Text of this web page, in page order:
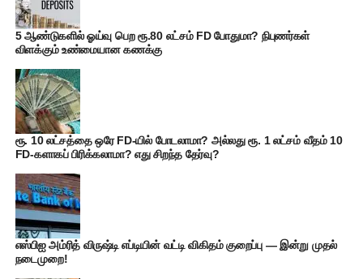
5 ஆண்டுகளில் ஓய்வு பெற ரூ.80 லட்சம் FD போதுமா? நிபுணர்கள்
விளக்கும் உண்மையான கணக்கு
ரூ. 10 லட்சத்தை ஒரே FD-யில் போடலாமா? அல்லது ரூ. 1 லட்சம் வீதம் 10
FD-களாகப் பிரிக்கலாமா? எது சிறந்த தேர்வு?
எஸ்பிஐ அம்ரித் விருஷ்டி எப்டியின் வட்டி விகிதம் குறைப்பு — இன்று முதல்
நடைமுறை!